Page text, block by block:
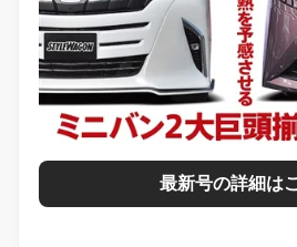
最新号の詳細は